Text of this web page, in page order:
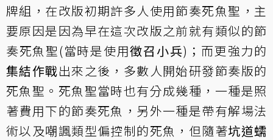
牌組，在改版初期許多人使用節奏死魚聖，主
要原因是因為早在這次改版之前就有類似的節
奏死魚聖(當時是使用徵召小兵)；而更強力的
集結作戰出來之後，多數人開始研發節奏版的
死魚聖。死魚聖當時也有分成幾種，一種是照
著費用下的節奏死魚，另外一種是帶有解場法
術以及嘲諷類型偏控制的死魚，但隨著坑道蠕